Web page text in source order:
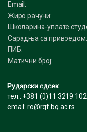
Email:
Жиро рачуни:
Школарина-уплате
Сарадња са привредом:
ПИБ:
Матични број:
Рударски одсек
тел.: +381 (0)11 3219 102
email: ro@rgf.bg.ac.rs